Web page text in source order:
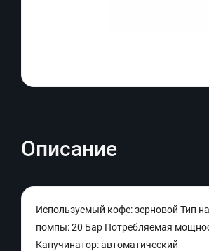
Описание
Используемый кофе: зерновой Тип
помпы: 20 Бар Потребляемая
Капучинатор: автоматический